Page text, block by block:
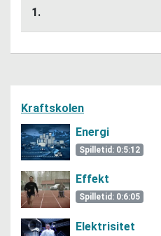
1.
Oppgavene som
film. Vi jobber med å
Kraftskolen
Energi
Spilletid: 0:5:12
Effekt
Spilletid: 0:6:05
Elektrisitet